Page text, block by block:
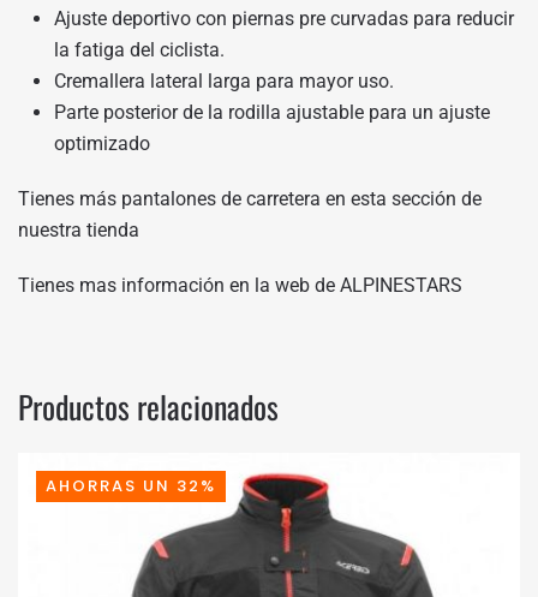
Ajuste deportivo con piernas pre curvadas para reducir
la fatiga del ciclista.
Cremallera lateral larga para mayor uso.
Parte posterior de la rodilla ajustable para un ajuste
optimizado
Tienes más pantalones de carretera en esta sección de
nuestra tienda
Tienes mas información en la web de ALPINESTARS
Productos relacionados
AHORRAS UN 32%